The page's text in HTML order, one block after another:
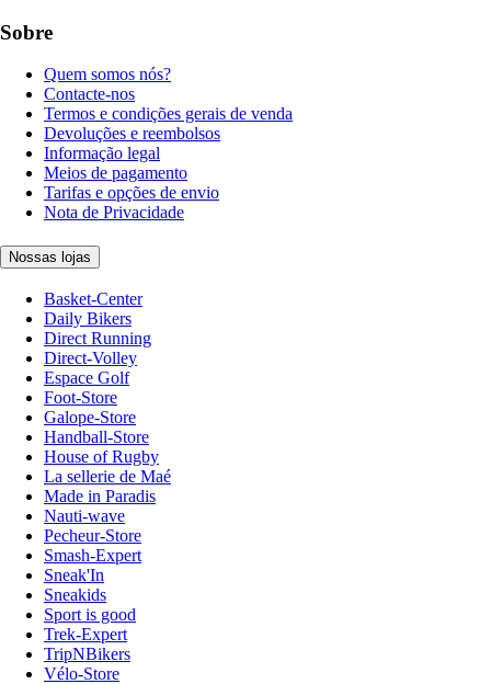
Sobre
Quem somos nós?
Contacte-nos
Termos e condições gerais de venda
Devoluções e reembolsos
Informação legal
Meios de pagamento
Tarifas e opções de envio
Nota de Privacidade
Nossas lojas
Basket-Center
Daily Bikers
Direct Running
Direct-Volley
Espace Golf
Foot-Store
Galope-Store
Handball-Store
House of Rugby
La sellerie de Maé
Made in Paradis
Nauti-wave
Pecheur-Store
Smash-Expert
Sneak'In
Sneakids
Sport is good
Trek-Expert
TripNBikers
Vélo-Store